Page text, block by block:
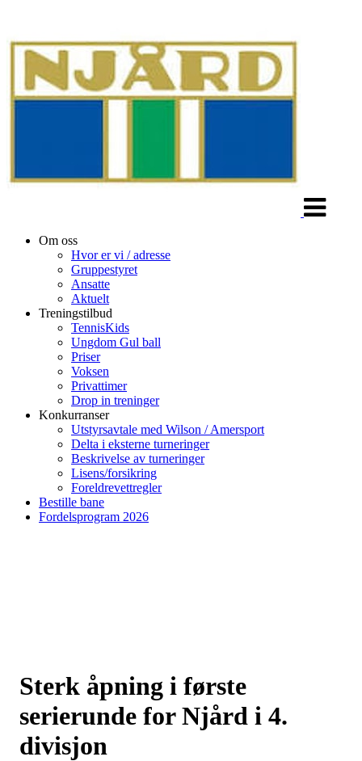
Om oss
Hvor er vi / adresse
Gruppestyret
Ansatte
Aktuelt
Treningstilbud
TennisKids
Ungdom Gul ball
Priser
Voksen
Privattimer
Drop in treninger
Konkurranser
Utstyrsavtale med Wilson / Amersport
Delta i eksterne turneringer
Beskrivelse av turneringer
Lisens/forsikring
Foreldrevettregler
Bestille bane
Fordelsprogram 2026
Sterk åpning i første
serierunde for Njård i 4.
divisjon